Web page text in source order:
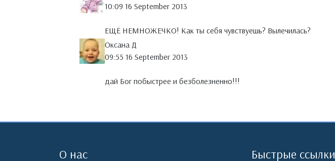
10:09 16 September 2013
ЕЩЁ НЕМНОЖЕЧКО! Как ты себя чувствуешь? Вылечилась?
Оксана Д
09:55 16 September 2013
дай Бог побыстрее и безболезненно!!!
О нас Быстрые ссылки